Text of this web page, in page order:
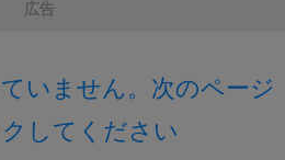
広告
いません。次のページ
してください